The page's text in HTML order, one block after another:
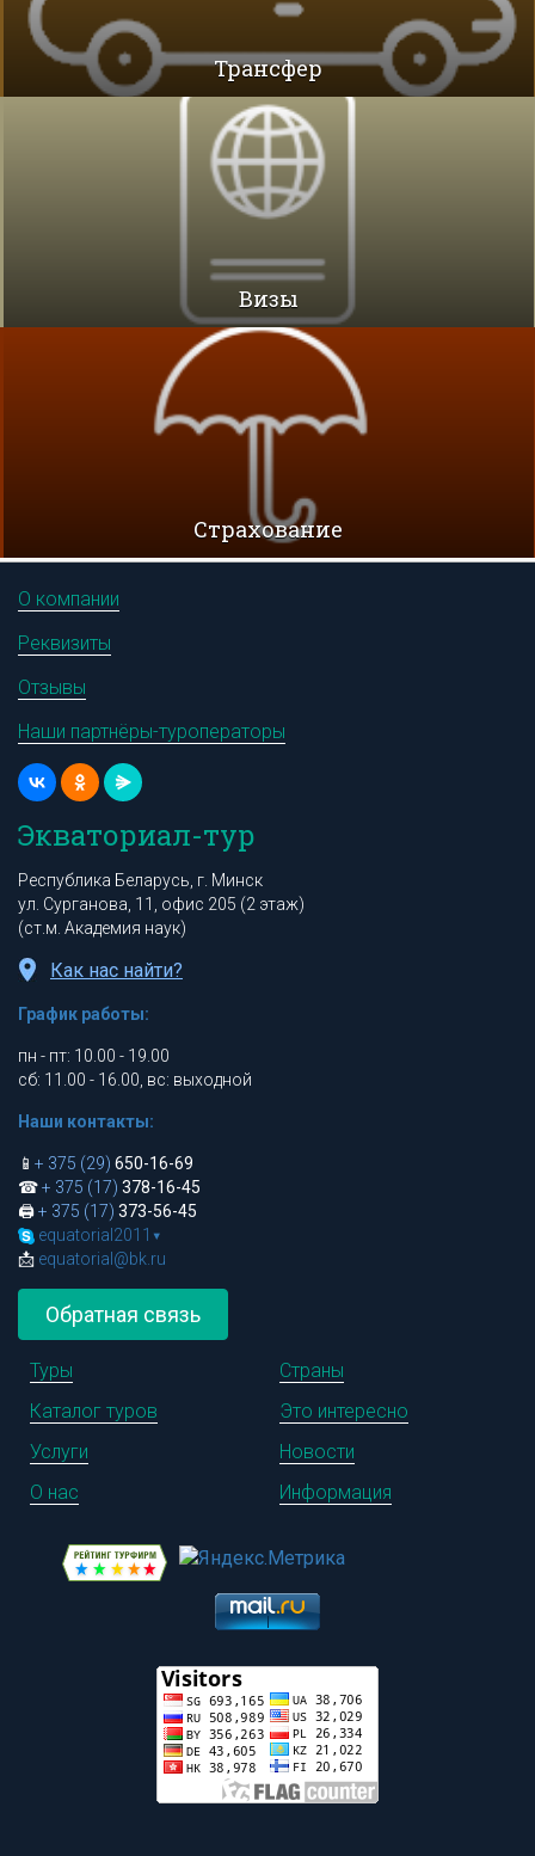
Трансфер
Визы
Cтрахование
О компании
Реквизиты
Отзывы
Наши партнёры-туроператоры
Экваториал-тур
Республика Беларусь, г. Минск
ул. Сурганова, 11, офис 205 (2 этаж)
(ст.м. Академия наук)
Как нас найти?
График работы:
пн - пт: 10.00 - 19.00
сб: 11.00 - 16.00, вс: выходной
Наши контакты:
📱 + 375 (29) 650-16-69
☎+ 375 (17) 378-16-45
🖨+ 375 (17) 373-56-45
equatorial2011 ▾
📩 equatorial@bk.ru
Обратная связь
Туры
Страны
Каталог туров
Это интересно
Услуги
Новости
О нас
Информация